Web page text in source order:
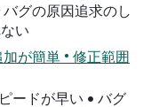
グの原因追求のし
い
が簡単 • 修正範囲
ードが早い • バグ